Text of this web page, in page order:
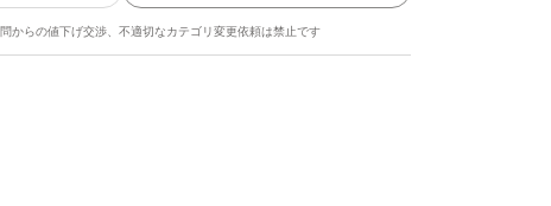
からの値下げ交渉、不適切なカテゴリ変更依頼は禁止です